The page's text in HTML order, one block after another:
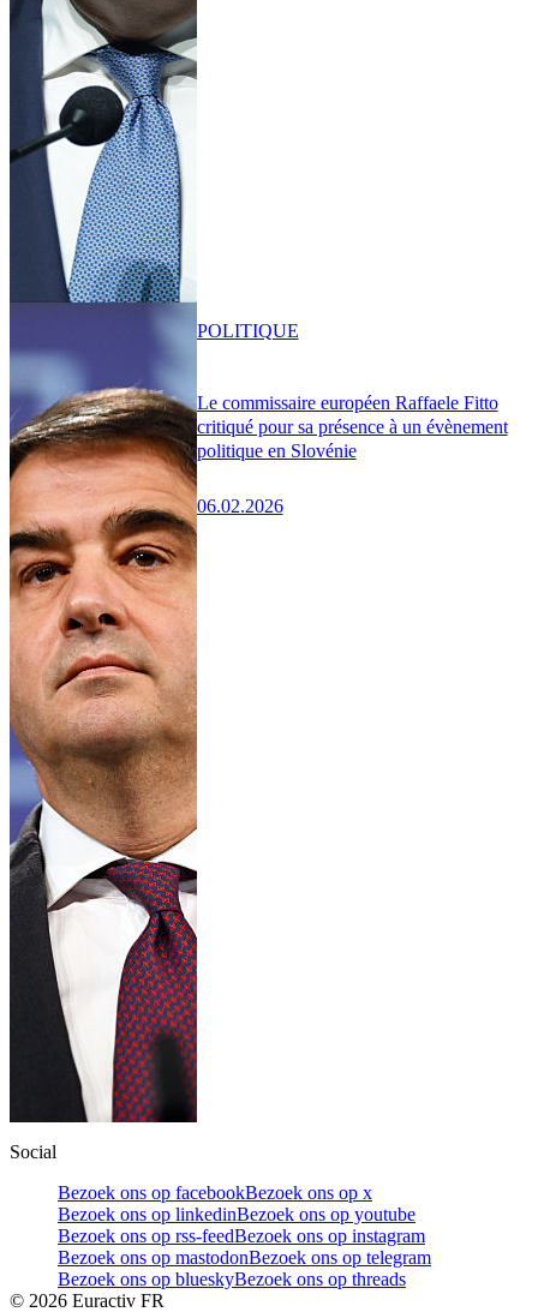
Le commissaire européen Raffaele Fitto
critiqué pour sa présence à un évènement
politique en Slovénie
06.02.2026
POLITIQUE
Social
Bezoek ons op facebookBezoek ons op x
Bezoek ons op linkedinBezoek ons op youtube
Bezoek ons op rss-feedBezoek ons op instagram
Bezoek ons op mastodonBezoek ons op telegram
Bezoek ons op blueskyBezoek ons op threads
© 2026 Euractiv FR